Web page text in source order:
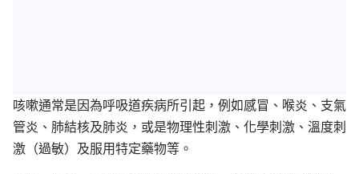
咳嗽通常是因為呼吸道疾病所引起，例如感冒、喉炎、支氣
管炎、肺結核及肺炎，或是物理性刺激、化學刺激、溫度刺
激（過敏）及服用特定藥物等。